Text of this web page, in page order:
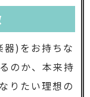
器)をお持ちな
のか、本来持
りたい理想の